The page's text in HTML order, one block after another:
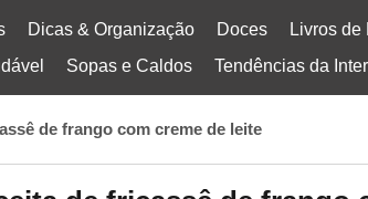
Dicas & Organização Doces Livros de
Sopas e Caldos Tendências da
de frango com creme de leite